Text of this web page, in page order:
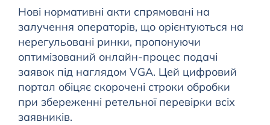
Нові нормативні акти спрямовані на
залучення операторів, що орієнтуються на
нерегульовані ринки, пропонуючи
оптимізований онлайн-процес подачі
заявок під наглядом VGA. Цей цифровий
портал обіцяє скорочені строки обробки
при збереженні ретельної перевірки всіх
заявників.